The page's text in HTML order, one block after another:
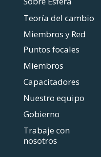
Teoría del cambio
Miembros y Red
Puntos focales
Miembros
Capacitadores
Nuestro equipo
Gobierno
Trabaje con
nosotros